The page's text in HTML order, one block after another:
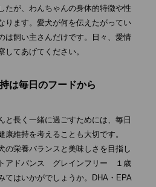
たが、わんちゃんの身体的特徴や性
ります。愛犬が何を伝えたがってい
は飼い主さんだけです。日々、愛情
てあげてください。
は毎日のフードから
と長く一緒に過ごすためには、毎日
維持を考えることも大切です。
の栄養バランスと美味しさを目指し
アドバンス グレインフリー １歳
はいかがでしょうか。DHA・EPA